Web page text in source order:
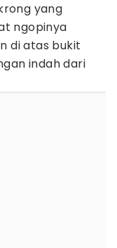
yang
ngopinya
di atas bukit
indah dari